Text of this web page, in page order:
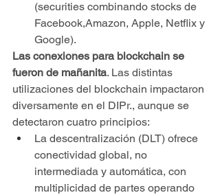
(securities combinando stocks de
Facebook,Amazon, Apple, Netflix y
Google).
Las conexiones para blockchain se
fueron de mañanita. Las distintas
utilizaciones del blockchain impactaron
diversamente en el DIPr., aunque se
detectaron cuatro principios:
La descentralización (DLT) ofrece
conectividad global, no
intermediada y automática, con
multiplicidad de partes operando